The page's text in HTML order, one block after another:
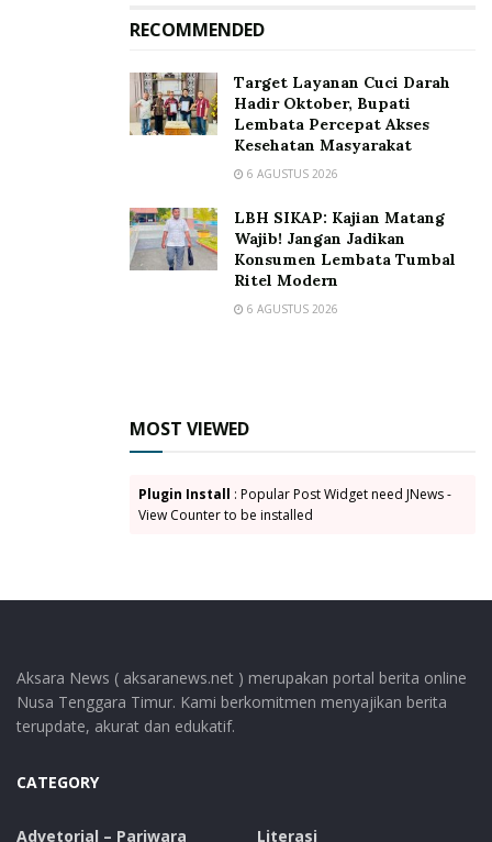
RECOMMENDED
Target Layanan Cuci Darah
Hadir Oktober, Bupati
Lembata Percepat Akses
Kesehatan Masyarakat
6 AGUSTUS 2026
LBH SIKAP: Kajian Matang
Wajib! Jangan Jadikan
Konsumen Lembata Tumbal
Ritel Modern
6 AGUSTUS 2026
MOST VIEWED
Plugin Install : Popular Post Widget need JNews -
View Counter to be installed
Aksara News ( aksaranews.net ) merupakan portal berita online
Nusa Tenggara Timur. Kami berkomitmen menyajikan berita
terupdate, akurat dan edukatif.
CATEGORY
Advetorial – Pariwara
Literasi